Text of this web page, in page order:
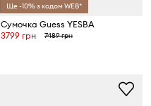
Ще -10% з кодом WEB*
Сумочка Guess YESBA
3799 грн
7489 грн